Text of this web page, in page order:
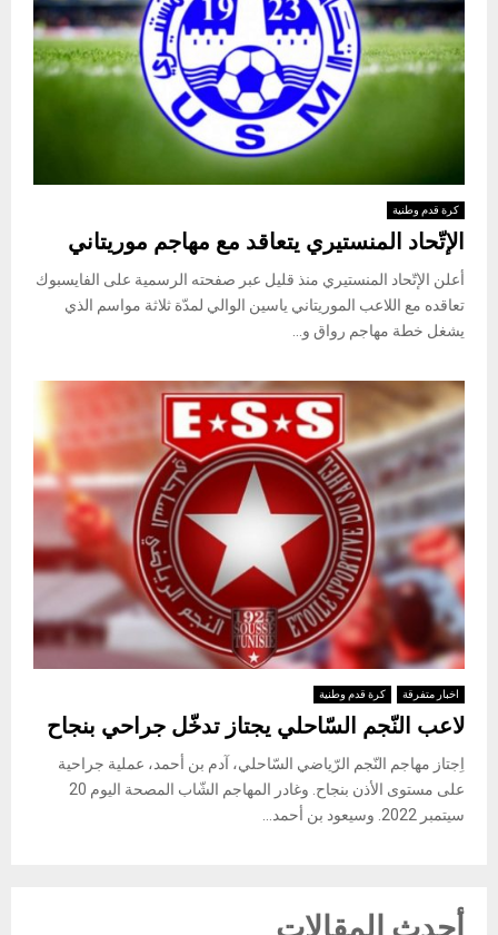
كرة قدم وطنية
الإتّحاد المنستيري يتعاقد مع مهاجم موريتاني
أعلن الإتّحاد المنستيري منذ قليل عبر صفحته الرسمية على الفايسبوك
تعاقده مع اللاعب الموريتاني ياسين الوالي لمدّة ثلاثة مواسم الذي
يشغل خطة مهاجم رواق و...
اخبار متفرقة كرة قدم وطنية
لاعب النّجم السّاحلي يجتاز تدخّل جراحي بنجاح
اِجتاز مهاجم النّجم الرّياضي السّاحلي، آدم بن أحمد، عملية جراحية
على مستوى الأذن بنجاح. وغادر المهاجم الشّاب المصحة اليوم 20
سيتمبر 2022. وسيعود بن أحمد...